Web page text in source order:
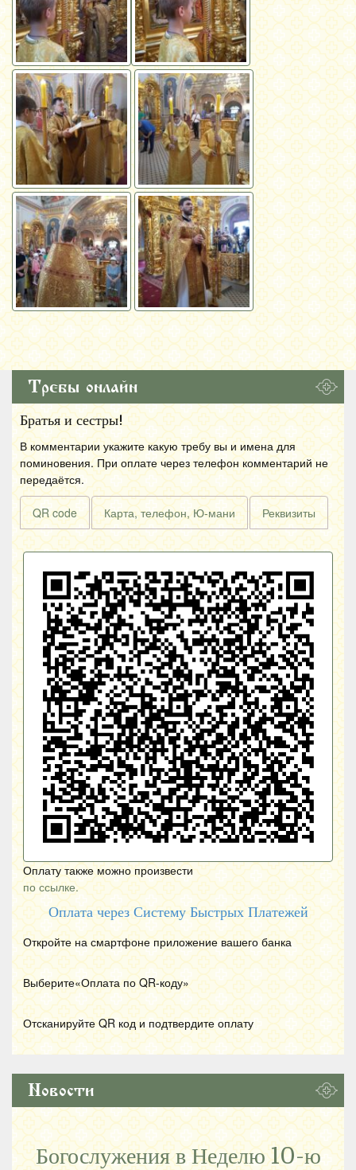
Требы онлайн
Братья и сестры!
В комментарии укажите какую требу вы и имена для
поминовения. При оплате через телефон комментарий не
передаётся.
QR code Карта, телефон, Ю-мани Реквизиты
Оплату также можно произвести
по ссылке.
Оплата через Систему Быстрых Платежей
Откройте на смартфоне приложение вашего банка
Выберите«Оплата по QR-коду»
Отсканируйте QR код и подтвердите оплату
Новости
Богослужения в Неделю 10-ю